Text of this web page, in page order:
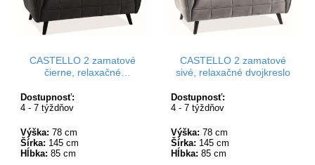
CASTELLO 2 zamatové
čierne, relaxačné
Dostupnosť:
4 - 7 týždňov
Výška: 78 cm
Šírka: 145 cm
Hĺbka: 85 cm
CASTELLO 2 zamatové
sivé, relaxačné dvojkreslo
Dostupnosť:
4 - 7 týždňov
Výška: 78 cm
Šírka: 145 cm
Hĺbka: 85 cm